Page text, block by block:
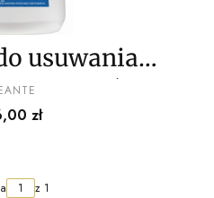
usuwania
- 500 ml
zł
z 1